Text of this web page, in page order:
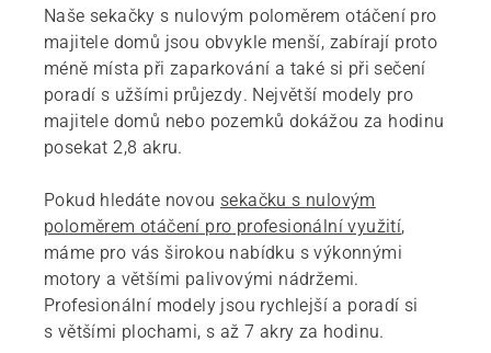
Naše sekačky s nulovým poloměrem otáčení pro
majitele domů jsou obvykle menší, zabírají proto
méně místa při zaparkování a také si při sečení
poradí s užšími průjezdy. Největší modely pro
majitele domů nebo pozemků dokážou za hodinu
posekat 2,8 akru.
Pokud hledáte novou sekačku s nulovým
poloměrem otáčení pro profesionální využití,
máme pro vás širokou nabídku s výkonnými
motory a většími palivovými nádržemi.
Profesionální modely jsou rychlejší a poradí si
s většími plochami, s až 7 akry za hodinu.